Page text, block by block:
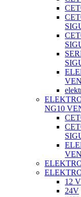
NG10
12 V
24V